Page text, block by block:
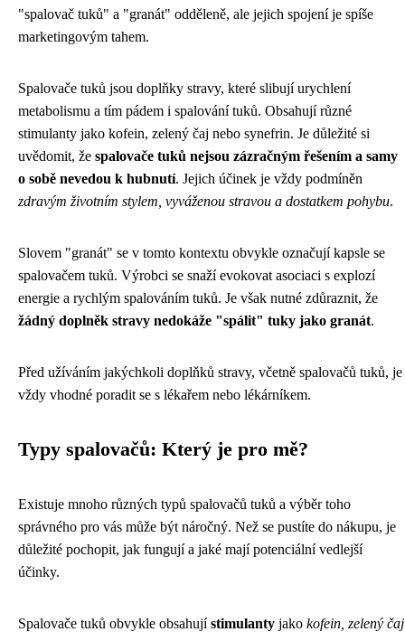
"spalovač tuků" a "granát" odděleně, ale jejich spojení je spíše
marketingovým tahem.
Spalovače tuků jsou doplňky stravy, které slibují urychlení
metabolismu a tím pádem i spalování tuků. Obsahují různé
stimulanty jako kofein, zelený čaj nebo synefrin. Je důležité si
uvědomit, že spalovače tuků nejsou zázračným řešením a samy
o sobě nevedou k hubnutí. Jejich účinek je vždy podmíněn
zdravým životním stylem, vyváženou stravou a dostatkem pohybu.
Slovem "granát" se v tomto kontextu obvykle označují kapsle se
spalovačem tuků. Výrobci se snaží evokovat asociaci s explozí
energie a rychlým spalováním tuků. Je však nutné zdůraznit, že
žádný doplněk stravy nedokáže "spálit" tuky jako granát.
Před užíváním jakýchkoli doplňků stravy, včetně spalovačů tuků, je
vždy vhodné poradit se s lékařem nebo lékárníkem.
Typy spalovačů: Který je pro mě?
Existuje mnoho různých typů spalovačů tuků a výběr toho
správného pro vás může být náročný. Než se pustíte do nákupu, je
důležité pochopit, jak fungují a jaké mají potenciální vedlejší
účinky.
Spalovače tuků obvykle obsahujístimulanty jako kofein, zelený čaj